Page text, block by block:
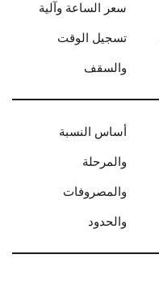
سعر الساعة وآلية
تسجيل الوقت
والسقف
أساس النسبة
والمرحلة
والمصروفات
والحدود